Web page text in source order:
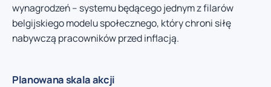
wynagrodzeń – systemu będącego jednym z filarów
belgijskiego modelu społecznego, który chroni siłę
nabywczą pracowników przed inflacją.
Planowana skala akcji